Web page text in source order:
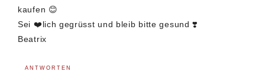
kaufen 😊
Sei ❤️lich gegrüsst und bleib bitte gesund ❣️
Beatrix
ANTWORTEN